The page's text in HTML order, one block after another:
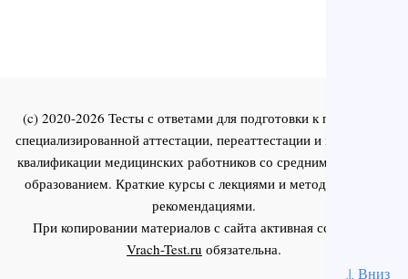
↓ Вниз
(c) 2020-2026 Тесты с ответами для подготовки к первичной
специализированной аттестации, переаттестации и повышения
квалификации медицинских работников со средним и высшим
образованием. Краткие курсы с лекциями и методическими
рекомендациями.
При копировании материалов с сайта активная ссылка на
Vrach-Test.ru обязательна.